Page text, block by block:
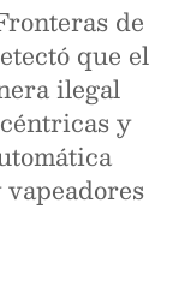
de
que el
ilegal
y